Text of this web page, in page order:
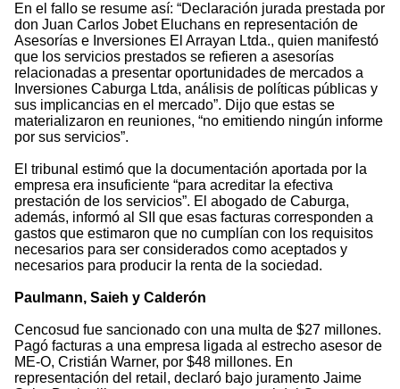
En el fallo se resume así: “Declaración jurada prestada por
don Juan Carlos Jobet Eluchans en representación de
Asesorías e Inversiones El Arrayan Ltda., quien manifestó
que los servicios prestados se refieren a asesorías
relacionadas a presentar oportunidades de mercados a
Inversiones Caburga Ltda, análisis de políticas públicas y
sus implicancias en el mercado”. Dijo que estas se
materializaron en reuniones, “no emitiendo ningún informe
por sus servicios”.
El tribunal estimó que la documentación aportada por la
empresa era insuficiente “para acreditar la efectiva
prestación de los servicios”. El abogado de Caburga,
además, informó al SII que esas facturas corresponden a
gastos que estimaron que no cumplían con los requisitos
necesarios para ser considerados como aceptados y
necesarios para producir la renta de la sociedad.
Paulmann, Saieh y Calderón
Cencosud fue sancionado con una multa de $27 millones.
Pagó facturas a una empresa ligada al estrecho asesor de
ME-O, Cristián Warner, por $48 millones. En
representación del retail, declaró bajo juramento Jaime